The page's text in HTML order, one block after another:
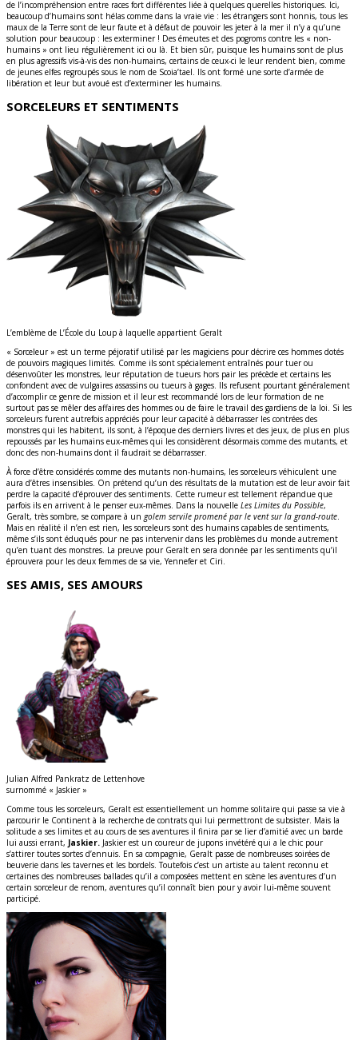
de l’incompréhension entre races fort différentes liée à quelques querelles historiques. Ici,
beaucoup d’humains sont hélas comme dans la vraie vie : les étrangers sont honnis, tous les
maux de la Terre sont de leur faute et à défaut de pouvoir les jeter à la mer il n’y a qu’une
solution pour beaucoup : les exterminer ! Des émeutes et des pogroms contre les « non-
humains » ont lieu régulièrement ici ou là. Et bien sûr, puisque les humains sont de plus
en plus agressifs vis-à-vis des non-humains, certains de ceux-ci le leur rendent bien, comme
de jeunes elfes regroupés sous le nom de Scoia’tael. Ils ont formé une sorte d’armée de
libération et leur but avoué est d’exterminer les humains.
SORCELEURS ET SENTIMENTS
L’emblème de L’École du Loup à laquelle appartient Geralt
« Sorceleur » est un terme péjoratif utilisé par les magiciens pour décrire ces hommes dotés
de pouvoirs magiques limités. Comme ils sont spécialement entraînés pour tuer ou
désenvoûter les monstres, leur réputation de tueurs hors pair les précède et certains les
confondent avec de vulgaires assassins ou tueurs à gages. Ils refusent pourtant généralement
d’accomplir ce genre de mission et il leur est recommandé lors de leur formation de ne
surtout pas se mêler des affaires des hommes ou de faire le travail des gardiens de la loi. Si les
sorceleurs furent autrefois appréciés pour leur capacité à débarrasser les contrées des
monstres qui les habitent, ils sont, à l’époque des derniers livres et des jeux, de plus en plus
repoussés par les humains eux-mêmes qui les considèrent désormais comme des mutants, et
donc des non-humains dont il faudrait se débarrasser.
À force d’être considérés comme des mutants non-humains, les sorceleurs véhiculent une
aura d’êtres insensibles. On prétend qu’un des résultats de la mutation est de leur avoir fait
perdre la capacité d’éprouver des sentiments. Cette rumeur est tellement répandue que
parfois ils en arrivent à le penser eux-mêmes. Dans la nouvelle Les Limites du Possible,
Geralt, très sombre, se compare à un golem servile promené par le vent sur la grand-route.
Mais en réalité il n’en est rien, les sorceleurs sont des humains capables de sentiments,
même s’ils sont éduqués pour ne pas intervenir dans les problèmes du monde autrement
qu’en tuant des monstres. La preuve pour Geralt en sera donnée par les sentiments qu’il
éprouvera pour les deux femmes de sa vie, Yennefer et Ciri.
SES AMIS, SES AMOURS
Julian Alfred Pankratz de Lettenhove
surnommé « Jaskier »
Comme tous les sorceleurs, Geralt est essentiellement un homme solitaire qui passe sa vie à
parcourir le Continent à la recherche de contrats qui lui permettront de subsister. Mais la
solitude a ses limites et au cours de ses aventures il finira par se lier d’amitié avec un barde
lui aussi errant, Jaskier. Jaskier est un coureur de jupons invétéré qui a le chic pour
s’attirer toutes sortes d’ennuis. En sa compagnie, Geralt passe de nombreuses soirées de
beuverie dans les tavernes et les bordels. Toutefois c’est un artiste au talent reconnu et
certaines des nombreuses ballades qu’il a composées mettent en scène les aventures d’un
certain sorceleur de renom, aventures qu’il connaît bien pour y avoir lui-même souvent
participé.